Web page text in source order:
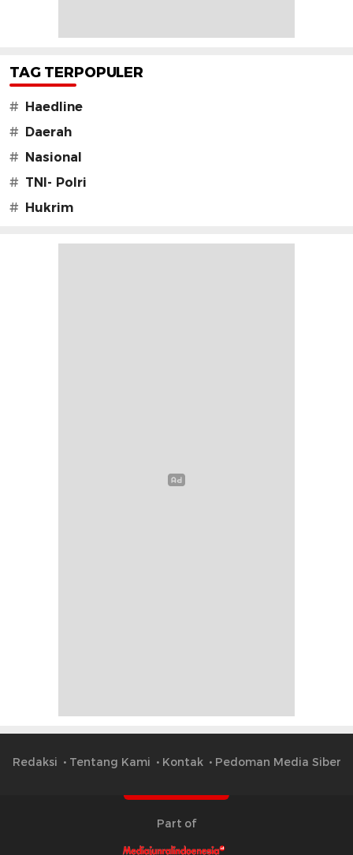
TAG TERPOPULER
# Haedline
# Daerah
# Nasional
# TNI- Polri
# Hukrim
Redaksi Tentang Kami Kontak Pedoman Media Siber
Part of